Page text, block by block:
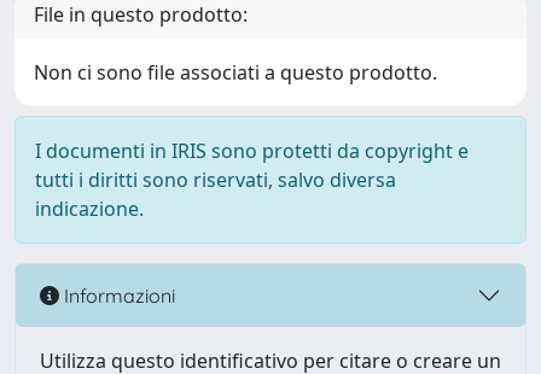
File in questo prodotto:
Non ci sono file associati a questo prodotto.
I documenti in IRIS sono protetti da copyright e
tutti i diritti sono riservati, salvo diversa
indicazione.
Informazioni
Utilizza questo identificativo per citare o creare un